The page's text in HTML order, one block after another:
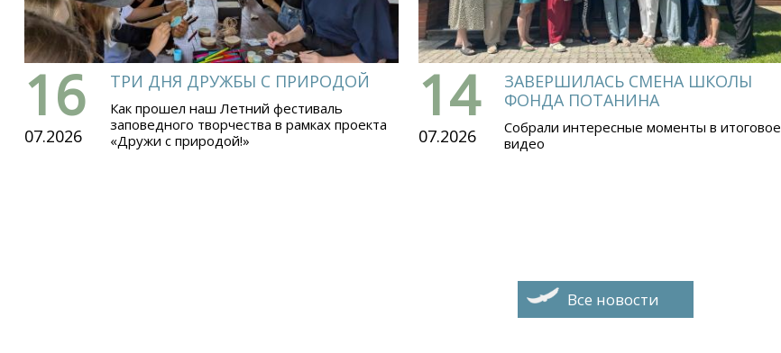
16
07.2026
ТРИ ДНЯ ДРУЖБЫ С ПРИРОДОЙ
Как прошел наш Летний фестиваль
заповедного творчества в рамках проекта
«Дружи с природой!»
14
07.2026
ЗАВЕРШИЛАСЬ СМЕНА ШКОЛЫ
ФОНДА ПОТАНИНА
Собрали интересные моменты в итоговое
видео
Все новости